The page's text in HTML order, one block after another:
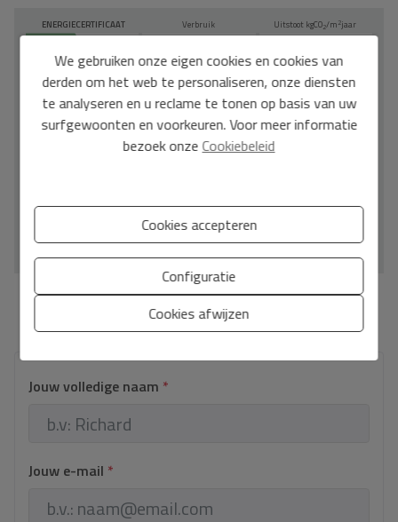
ENERGIECERTIFICAAT Verbruik Uitstoot kgCO2/m2jaar
G
IN BEHANDELING
*Deze informatie is onderhevig aan fouten en maakt geen deel uit van een contract.
Het aanbod kan zonder voorafgaande kennisgeving worden gewijzigd of
ingetrokken. De prijs is exclusief de kosten van de aankoop.
Jouw volledige naam *
Jouw e-mail *
We gebruiken onze eigen cookies en cookies van
derden om het web te personaliseren, onze diensten
te analyseren en u reclame te tonen op basis van uw
surfgewoonten en voorkeuren. Voor meer informatie
bezoek onze Cookiebeleid
Cookies accepteren
Configuratie
Cookies afwijzen